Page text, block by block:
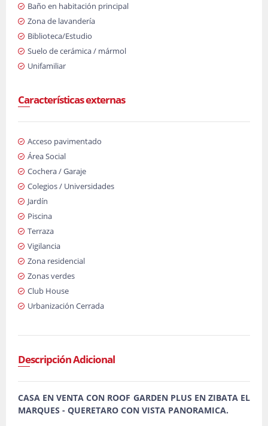
Baño en habitación principal
Zona de lavandería
Biblioteca/Estudio
Suelo de cerámica / mármol
Unifamiliar
Características externas
Acceso pavimentado
Área Social
Cochera / Garaje
Colegios / Universidades
Jardín
Piscina
Terraza
Vigilancia
Zona residencial
Zonas verdes
Club House
Urbanización Cerrada
Descripción Adicional
CASA EN VENTA CON ROOF GARDEN PLUS EN ZIBATA EL
MARQUES - QUERETARO CON VISTA PANORAMICA.